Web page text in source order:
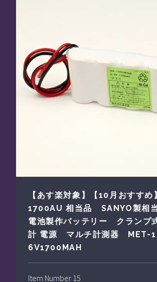
【あす楽対象】【10月おすすめ
1700AU 相当品 SANYO製
電池製作バッテリー クランプ
計 電源 マルチ計測器
6V1700MAH
Item Number 15